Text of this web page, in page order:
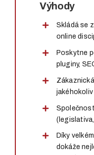
Výhody
Skládá se
online
Poskytne
pluginy,
jakéhokoliv
Díky
dokáže